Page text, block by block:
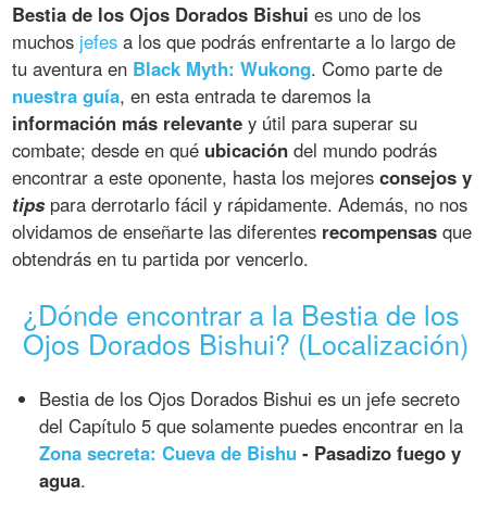
Bestia de los Ojos Dorados Bishui es uno de los
muchos jefes a los que podrás enfrentarte a lo largo de
tu aventura en Black Myth: Wukong. Como parte de
nuestra guía, en esta entrada te daremos la
información más relevante y útil para superar su
combate; desde en qué ubicación del mundo podrás
encontrar a este oponente, hasta los mejoresconsejos y
tipspara derrotarlo fácil y rápidamente. Además, no nos
olvidamos de enseñarte las diferentes recompensas que
obtendrás en tu partida por vencerlo.
¿Dónde encontrar a la Bestia de los
Ojos Dorados Bishui? (Localización)
Bestia de los Ojos Dorados Bishui es un jefe secreto
del Capítulo 5 que solamente puedes encontrar en la
Zona secreta: Cueva de Bishu - Pasadizo fuego y
agua.